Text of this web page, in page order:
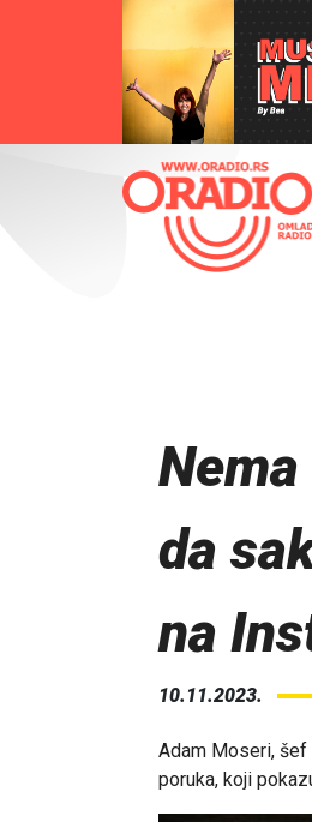
da
na
10.11.2023.
Adam Moseri,
poruka, koji